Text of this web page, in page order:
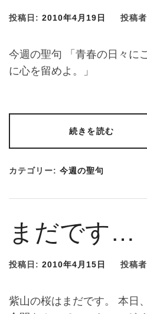
投稿日: 2010年4月19日 投稿
今週の聖句 「青春の日々に
に心を留めよ。」
続きを読む
カテゴリー: 今週の聖句
まだです…
投稿日: 2010年4月15日 投稿
紫山の桜はまだです。 本